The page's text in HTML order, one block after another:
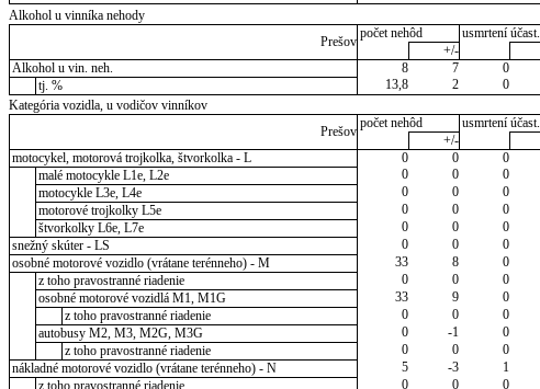
Alkohol u vinníka nehody
Prešov
počet nehôd usmrtení účast.
+/-
Alkohol u vin. neh.
8 7 0
tj. %
13,8 2 0
Kategória vozidla, u vodičov vinníkov
Prešov
počet nehôd usmrtení účast.
+/-
motocykel, motorová trojkolka, štvorkolka - L
0 0 0
malé motocykle L1e, L2e
0 0 0
motocykle L3e, L4e
0 0 0
motorové trojkolky L5e
0 0 0
štvorkolky L6e, L7e
0 0 0
snežný skúter - LS
0 0 0
osobné motorové vozidlo (vrátane terénneho) - M
33 8 0
z toho pravostranné riadenie
0 0 0
osobné motorové vozidlá M1, M1G
33 9 0
z toho pravostranné riadenie
0 0 0
autobusy M2, M3, M2G, M3G
0 -1 0
z toho pravostranné riadenie
0 0 0
nákladné motorové vozidlo (vrátane terénneho) - N
5 -3 1
z toho pravostranné riadenie
0 0 0